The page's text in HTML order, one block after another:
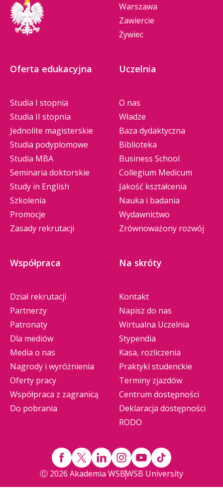
Warszawa
Zawiercie
Żywiec
Oferta edukacyjna
Studia I stopnia
Studia II stopnia
Jednolite magisterskie
Studia podyplomowe
Studia MBA
Seminaria doktorskie
Study in English
Szkolenia
Promocje
Zasady rekrutacji
Uczelnia
O nas
Władze
Baza dydaktyczna
Biblioteka
Business School
Collegium Medicum
Jakość kształcenia
Nauka i badania
Wydawnictwo
Zrównoważony rozwój
Współpraca
Dział rekrutacji
Partnerzy
Patronaty
Dla mediów
Media o nas
Nagrody i wyróżnienia
Oferty pracy
Współpraca z zagranicą
Do pobrania
Na skróty
Kontakt
Napisz do nas
Wirtualna Uczelnia
Stypendia
Kasa, rozliczenia
Praktyki studenckie
Terminy zjazdów
Centrum dostępności
Deklaracja dostępności
RODO
Ⓒ 2026 Akademia WSBWSB University